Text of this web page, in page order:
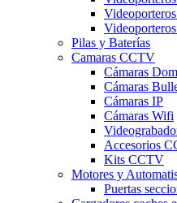
Pilas y Baterías
Camaras CCTV
Cámaras
Cámaras
Cámaras IP
Cámaras Wifi
Accesorios
Kits CCTV
Motores y
Puertas